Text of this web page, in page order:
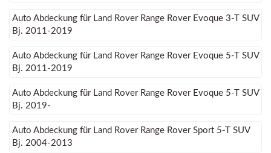
Auto Abdeckung für Land Rover Range Rover Evoque 3-T SUV
Bj. 2011-2019
Auto Abdeckung für Land Rover Range Rover Evoque 5-T SUV
Bj. 2011-2019
Auto Abdeckung für Land Rover Range Rover Evoque 5-T SUV
Bj. 2019-
Auto Abdeckung für Land Rover Range Rover Sport 5-T SUV
Bj. 2004-2013